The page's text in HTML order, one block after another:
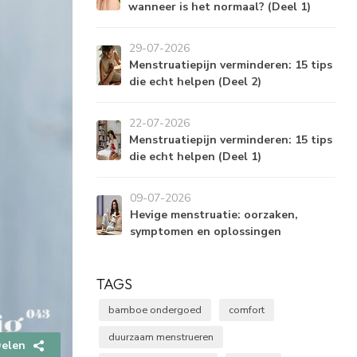
wanneer is het normaal? (Deel 1)
29-07-2026
Menstruatiepijn verminderen: 15 tips
die echt helpen (Deel 2)
22-07-2026
Menstruatiepijn verminderen: 15 tips
die echt helpen (Deel 1)
09-07-2026
Hevige menstruatie: oorzaken,
symptomen en oplossingen
TAGS
bamboe ondergoed
comfort
duurzaam menstrueren